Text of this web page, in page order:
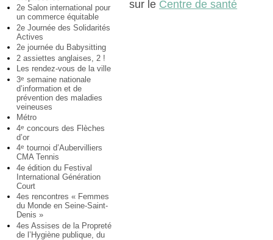
2e Salon international pour
un commerce équitable
2e Journée des Solidarités
Actives
2e journée du Babysitting
2 assiettes anglaises, 2 !
Les rendez-vous de la ville
3e semaine nationale
d’information et de
prévention des maladies
veineuses
Métro
4e concours des Flèches
d’or
4e tournoi d’Aubervilliers
CMA Tennis
4e édition du Festival
International Génération
Court
4es rencontres « Femmes
du Monde en Seine-Saint-
Denis »
4es Assises de la Propreté
de l’Hygiène publique, du
sur le Centre de santé